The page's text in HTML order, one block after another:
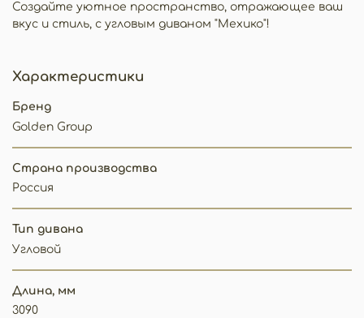
Создайте уютное пространство, отражающее ваш
вкус и стиль, с угловым диваном "Мехико"!
Характеристики
Бренд
Golden Group
Страна производства
Россия
Тип дивана
Угловой
Длина, мм
3090